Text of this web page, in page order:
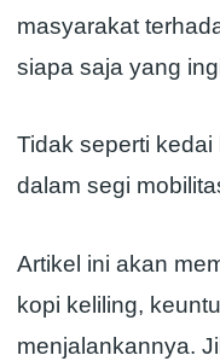
masyarakat
siapa saja yang
Tidak seperti
dalam segi
Artikel ini akan
kopi keliling,
menjalankannya.